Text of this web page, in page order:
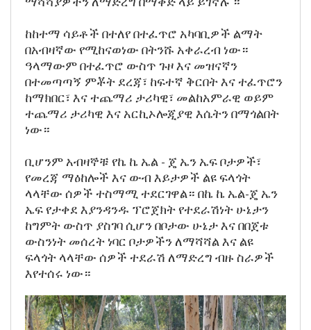
ከከተማ ሳይቶች በተለየ በተፈጥሮ አካባቢዎች ልማት
በአብዛኛው የሚከናወነው በትንሹ አቀራረብ ነው።
ዓላማውም በተፈጥሮ ውስጥ ጉዞ እና መዝናኛን
በተመጣጣኝ ምቾት ደረጃ፣ ከፍተኛ ቅርበት እና ተፈጥሮን
ከማክበር፣ እና ተጨማሪ ታሪካዊ፣ መልከአምራዊ ወይም
ተጨማሪ ታሪካዊ እና አርኪኦሎጂያዊ እሴትን በማጎልበት
ነው።
ቢሆንም አብዛኞቹ የኬ ኬ ኤል - ጄ ኤን ኤፍ ቦታዎች፣
የመረጃ ማዕከሎች እና ውብ እይታዎች ልዩ ፍላጎት
ላላቸው ሰዎች ተስማሚ ተደርገዋል። በኬ ኬ ኤል-ጄ ኤን
ኤፍ የታቀደ እያንዳንዱ ፕሮጀክት የተደራሽነት ሁኔታን
ከግምት ውስጥ ያስገባ ሲሆን በቦታው ሁኔታ እና በበጀቱ
ውስንነት መሰረት ነባር ቦታዎችን ለማሻሻል እና ልዩ
ፍላጎት ላላቸው ሰዎች ተደራሽ ለማድረግ ብዙ ስራዎች
እየተሰሩ ነው።